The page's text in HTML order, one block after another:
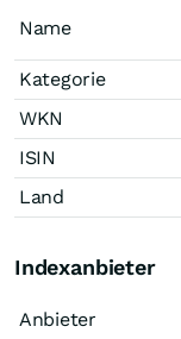
Name
Kategorie
WKN
ISIN
Land
Indexanbieter
Anbieter